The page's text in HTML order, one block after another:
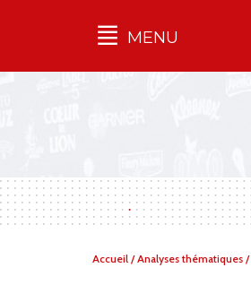
Qu'est-ce que l’Ilec
Campagnes
multimarques
MENU
Vous
Accueil /Analyses thématiques /